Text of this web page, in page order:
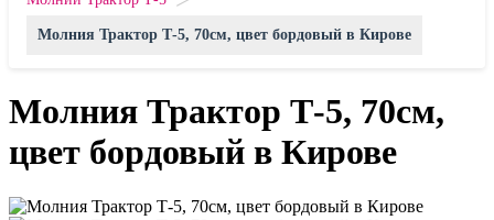
Молния Трактор Т-5, 70см, цвет бордовый в Кирове
Молния Трактор Т-5, 70см,
цвет бордовый в Кирове